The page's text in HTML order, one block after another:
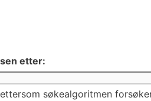
etter:
søkealgoritmen